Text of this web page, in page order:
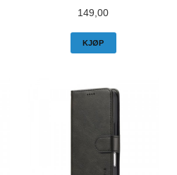
Pris
149,00
KJØP